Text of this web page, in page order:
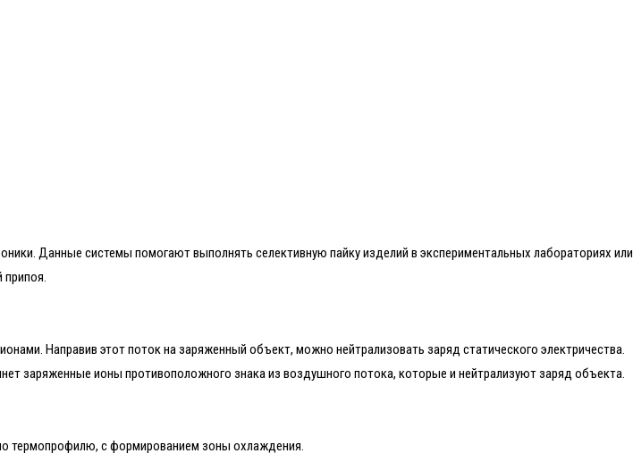
Данные системы помогают выполнять селективную пайку изделий в экспериментальных лабораториях или
припоя.​
Направив этот поток на заряженный объект, можно нейтрализовать заряд статического электричества.
заряженные ионы противоположного знака из воздушного потока, которые и нейтрализуют заряд объекта.
термопрофилю, с формированием зоны охлаждения.